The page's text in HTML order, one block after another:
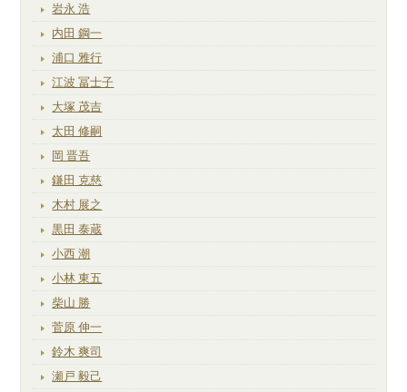
岩永 浩
内田 鋼一
浦口 雅行
江波 冨士子
大塚 茂吉
太田 修嗣
岡 晋吾
鎌田 克慈
木村 展之
黒田 泰蔵
小西 潮
小林 東五
柴山 勝
菅原 伸一
鈴木 爽司
瀬戸 毅己